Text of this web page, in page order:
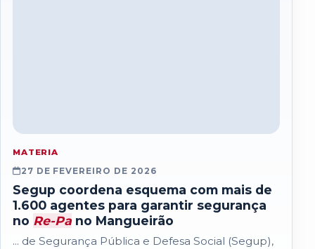
MATERIA
27 DE FEVEREIRO DE 2026
Segup coordena esquema com mais de
1.600 agentes para garantir segurança
no Re-Pano Mangueirão
... de Segurança Pública e Defesa Social (Segup),